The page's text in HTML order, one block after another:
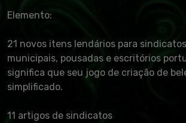
Elemento:
21 novos itens lendários para
municipais, pousadas e escritórios
significa que seu jogo de criação de
simplificado.
11 artigos de sindicatos